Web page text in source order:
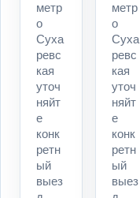
метр
о
Суха
ревс
кая
уточ
няйт
е
конк
ретн
ый
выез
метр
о
Суха
ревс
кая
уточ
няйт
е
конк
ретн
ый
выез